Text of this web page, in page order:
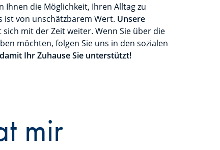
Ihnen die Möglichkeit, Ihren Alltag zu
ist von unschätzbarem Wert. Unsere
mit der Zeit weiter. Wenn Sie über die
möchten, folgen Sie uns in den sozialen
Ihr Zuhause Sie unterstützt!
mir